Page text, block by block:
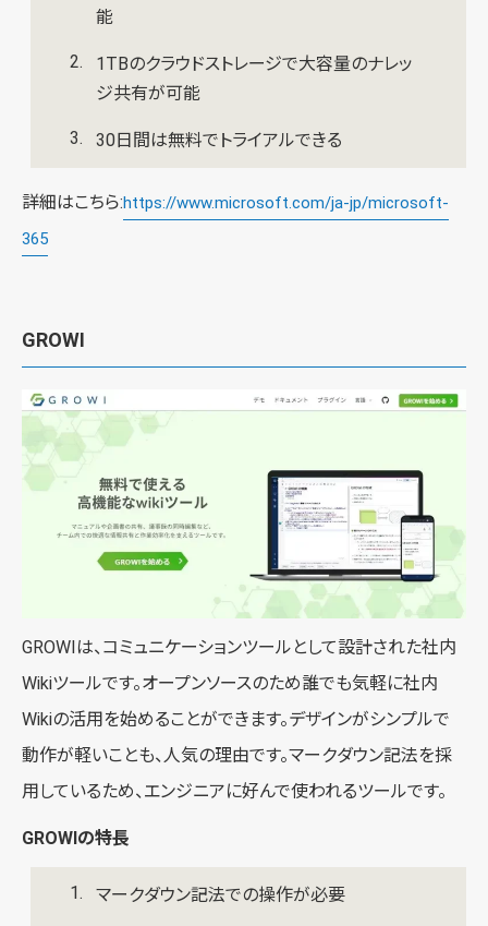
能
1TBのクラウドストレージで大容量のナレッ
ジ共有が可能
30日間は無料でトライアルできる
詳細はこちら:https://www.microsoft.com/ja-jp/microsoft-
365
GROWI
GROWIは、コミュニケーションツールとして設計された社内
Wikiツールです。オープンソースのため誰でも気軽に社内
Wikiの活用を始めることができます。デザインがシンプルで
動作が軽いことも、人気の理由です。マークダウン記法を採
用しているため、エンジニアに好んで使われるツールです。
GROWIの特長
マークダウン記法での操作が必要